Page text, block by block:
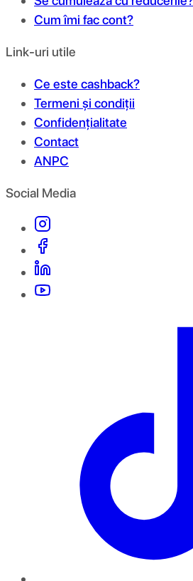
Cum îmi fac cont?
Link-uri utile
Ce este cashback?
Termeni și condiții
Confidențialitate
Contact
ANPC
Social Media